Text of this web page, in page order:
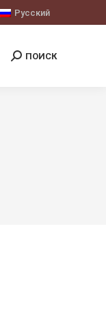
Русский
Поиск:
ПОИСК